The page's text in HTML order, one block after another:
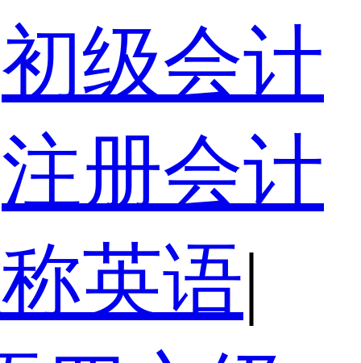
初级会计
注册会计
英语|